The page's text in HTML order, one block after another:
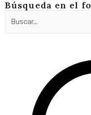
Búsqueda en el